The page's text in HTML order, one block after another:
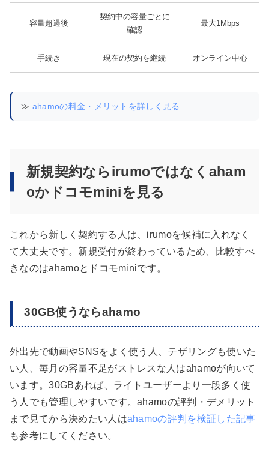
容量超過後
契約中の容量ごとに
確認
最大1Mbps
手続き 現在の契約を継続 オンライン中心
≫ ahamoの料金・メリットを詳しく見る
新規契約ならirumoではなくaham
oかドコモminiを見る
これから新しく契約する人は、irumoを候補に入れなく
て大丈夫です。新規受付が終わっているため、比較すべ
きなのはahamoとドコモminiです。
30GB使うならahamo
外出先で動画やSNSをよく使う人、テザリングも使いた
い人、毎月の容量不足がストレスな人はahamoが向いて
います。30GBあれば、ライトユーザーより一段多く使
う人でも管理しやすいです。ahamoの評判・デメリット
まで見てから決めたい人はahamoの評判を検証した記事
も参考にしてください。